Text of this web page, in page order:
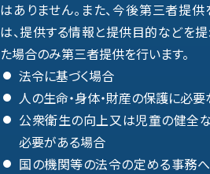
はありません。また、今後第三者提
は、提供する情報と提供目的などを
た場合のみ第三者提供を行います。
法令に基づく場合
人の生命・身体・財産の保護に必
公衆衛生の向上又は児童の健全
必要がある場合
国の機関等の法令の定める事務へ